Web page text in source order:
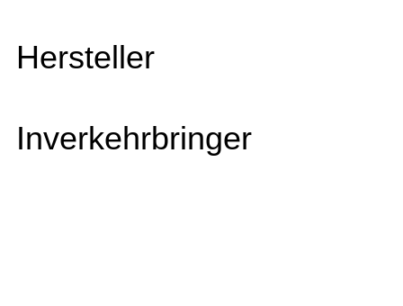
Hersteller
Inverkehrbringer